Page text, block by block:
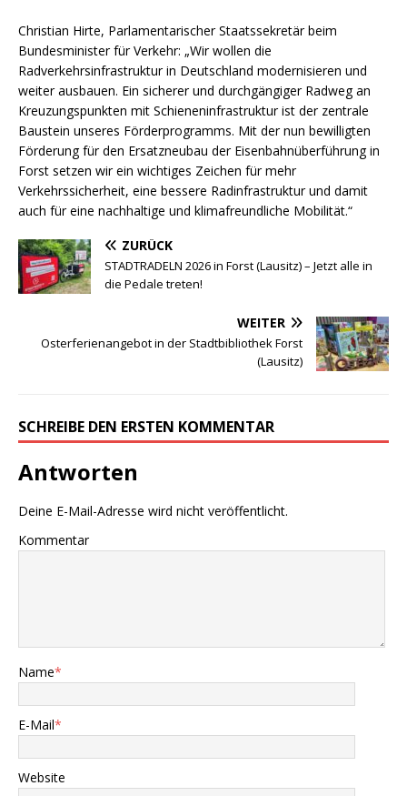
Christian Hirte, Parlamentarischer Staatssekretär beim
Bundesminister für Verkehr: „Wir wollen die
Radverkehrsinfrastruktur in Deutschland modernisieren und
weiter ausbauen. Ein sicherer und durchgängiger Radweg an
Kreuzungspunkten mit Schieneninfrastruktur ist der zentrale
Baustein unseres Förderprogramms. Mit der nun bewilligten
Förderung für den Ersatzneubau der Eisenbahnüberführung in
Forst setzen wir ein wichtiges Zeichen für mehr
Verkehrssicherheit, eine bessere Radinfrastruktur und damit
auch für eine nachhaltige und klimafreundliche Mobilität.“
ZURÜCK
STADTRADELN 2026 in Forst (Lausitz) – Jetzt alle in
die Pedale treten!
WEITER
Osterferienangebot in der Stadtbibliothek Forst
(Lausitz)
SCHREIBE DEN ERSTEN KOMMENTAR
Antworten
Deine E-Mail-Adresse wird nicht veröffentlicht.
Kommentar
Name*
E-Mail*
Website